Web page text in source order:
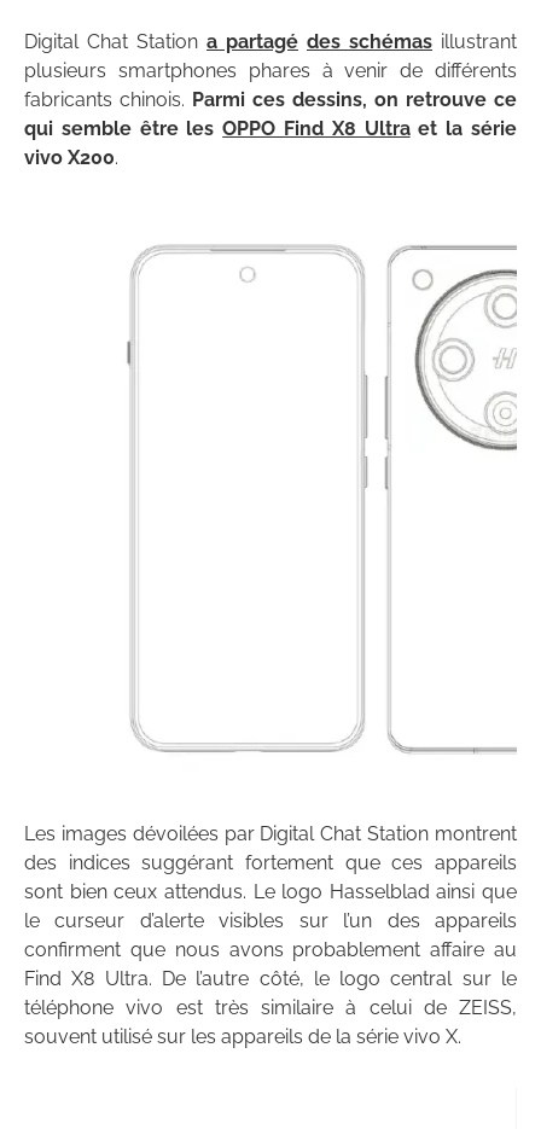
Digital Chat Station a partagé des schémas illustrant
plusieurs smartphones phares à venir de différents
fabricants chinois. Parmi ces dessins, on retrouve ce
qui semble être lesOPPO Find X8 Ultraet la série
vivo X200.
Les images dévoilées par Digital Chat Station montrent
des indices suggérant fortement que ces appareils
sont bien ceux attendus. Le logo Hasselblad ainsi que
le curseur d’alerte visibles sur l’un des appareils
confirment que nous avons probablement affaire au
Find X8 Ultra. De l’autre côté, le logo central sur le
téléphone vivo est très similaire à celui de ZEISS,
souvent utilisé sur les appareils de la série vivo X.